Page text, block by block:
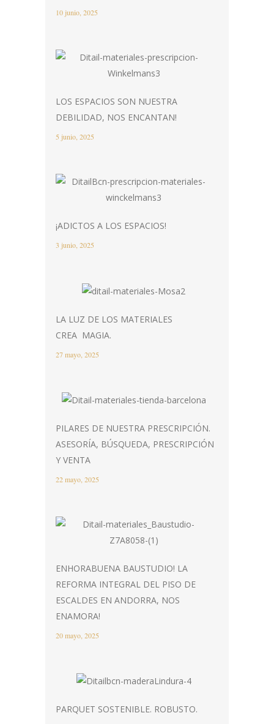
10 junio, 2025
LOS ESPACIOS SON NUESTRA
DEBILIDAD, NOS ENCANTAN!
5 junio, 2025
¡ADICTOS A LOS ESPACIOS!
3 junio, 2025
LA LUZ DE LOS MATERIALES
CREA MAGIA.
27 mayo, 2025
PILARES DE NUESTRA PRESCRIPCIÓN.
ASESORÍA, BÚSQUEDA, PRESCRIPCIÓN
Y VENTA
22 mayo, 2025
ENHORABUENA BAUSTUDIO! LA
REFORMA INTEGRAL DEL PISO DE
ESCALDES EN ANDORRA, NOS
ENAMORA!
20 mayo, 2025
PARQUET SOSTENIBLE. ROBUSTO.